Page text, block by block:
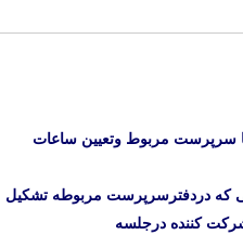
سرپرست مربوط وتعیین ساعات
که دردفترسرپرست مربوطه تشکیل
کننده درجلسه